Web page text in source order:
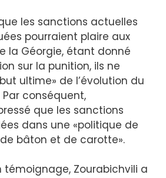
les sanctions actuelles
pourraient plaire aux
la Géorgie, étant donné
sur la punition, ils ne
ultime» de l’évolution du
conséquent,
que les sanctions
dans une «politique de
bâton et de carotte».
témoignage, Zourabichvili a